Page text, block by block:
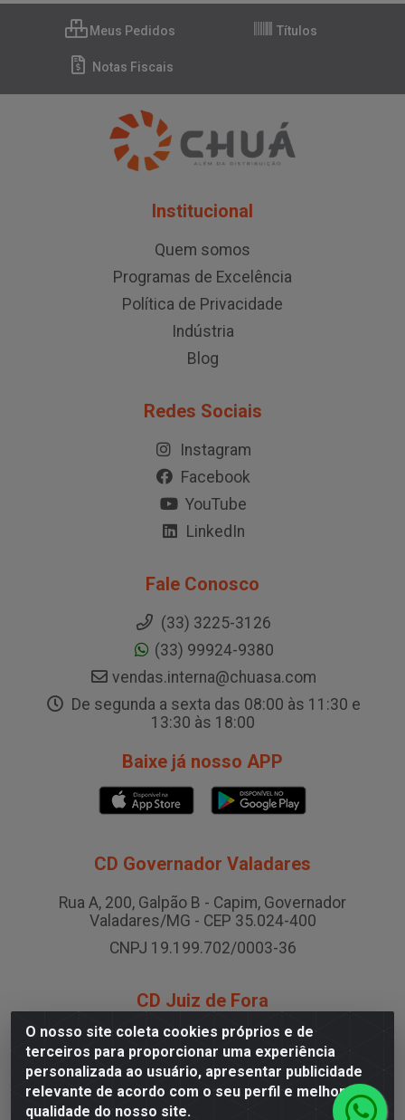
O nosso site coleta cookies próprios e de
terceiros para proporcionar uma experiência
personalizada ao usuário, apresentar publicidade
relevante de acordo com o seu perfil e melhorar a
qualidade do nosso site.
Meus Pedidos Títulos
Notas Fiscais
Institucional
Quem somos
Programas de Excelência
Política de Privacidade
Indústria
Blog
Redes Sociais
Instagram
Facebook
YouTube
LinkedIn
Fale Conosco
(33) 3225-3126
(33) 99924-9380
vendas.interna@chuasa.com
De segunda a sexta das 08:00 às 11:30 e
13:30 às 18:00
Baixe já nosso APP
CD Governador Valadares
Rua A, 200, Galpão B - Capim, Governador
Valadares/MG - CEP 35.024-400
CNPJ 19.199.702/0003-36
CD Juiz de Fora
Rodovia BR-040 , Nº 0, Área B2 Condominio Brasil
LOG - São Pedro, Juiz de Fora/MG
CNPJ 19.199.702/0005-06